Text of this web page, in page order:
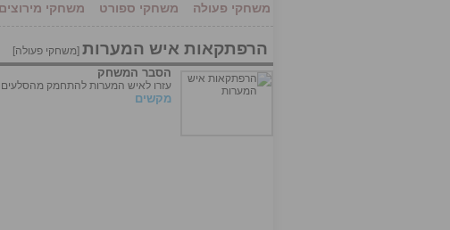
משחקי פעולה משחקי ספורט משחקי מירוצים
הרפתקאות איש המערות [משחקי פעולה]
הסבר המשחק
עזרו לאיש המערות להתחמק מהסלעים
מקשים